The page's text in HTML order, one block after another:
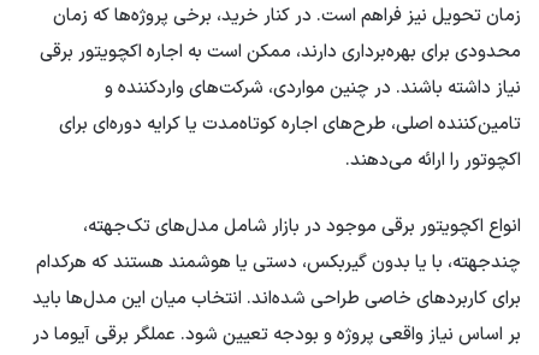
زمان تحویل نیز فراهم است. در کنار خرید، برخی پروژه‌ها که زمان
محدودی برای بهره‌برداری دارند، ممکن است به اجاره اکچویتور برقی
نیاز داشته باشند. در چنین مواردی، شرکت‌های واردکننده و
تامین‌کننده اصلی، طرح‌های اجاره کوتاه‌مدت یا کرایه دوره‌ای برای
اکچوتور را ارائه می‌دهند.
انواع اکچویتور برقی موجود در بازار شامل مدل‌های تک‌جهته،
چندجهته، با یا بدون گیربکس، دستی یا هوشمند هستند که هرکدام
برای کاربردهای خاصی طراحی شده‌اند. انتخاب میان این مدل‌ها باید
بر اساس نیاز واقعی پروژه و بودجه تعیین شود. عملگر برقی آیوما در